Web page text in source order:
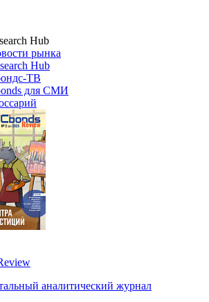
Hub
рынка
Hub
ТВ
для СМИ
аналитический журнал